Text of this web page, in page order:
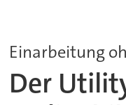
Einarbeitung
Der